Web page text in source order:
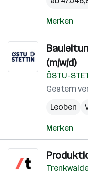
Merken
(m/w/d)
ÖSTU-
Gestern
Leoben
Merken